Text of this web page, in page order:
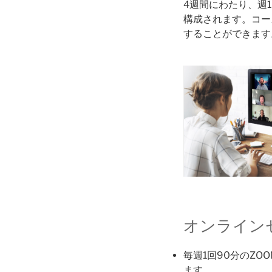
4週間にわたり、週
構成されます。コ
することができま
オンライン
毎週1回90分の